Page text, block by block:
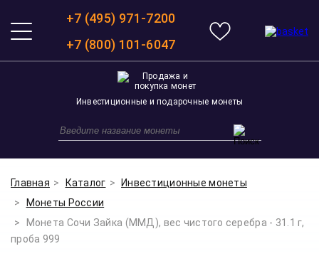
+7 (495) 971-7200
+7 (800) 101-6047
Инвестиционные и подарочные монеты
Главная Каталог
Инвестиционные монеты
Монеты России
Монета Сочи Зайка (ММД), вес чистого серебра - 31.1 г,
проба 999